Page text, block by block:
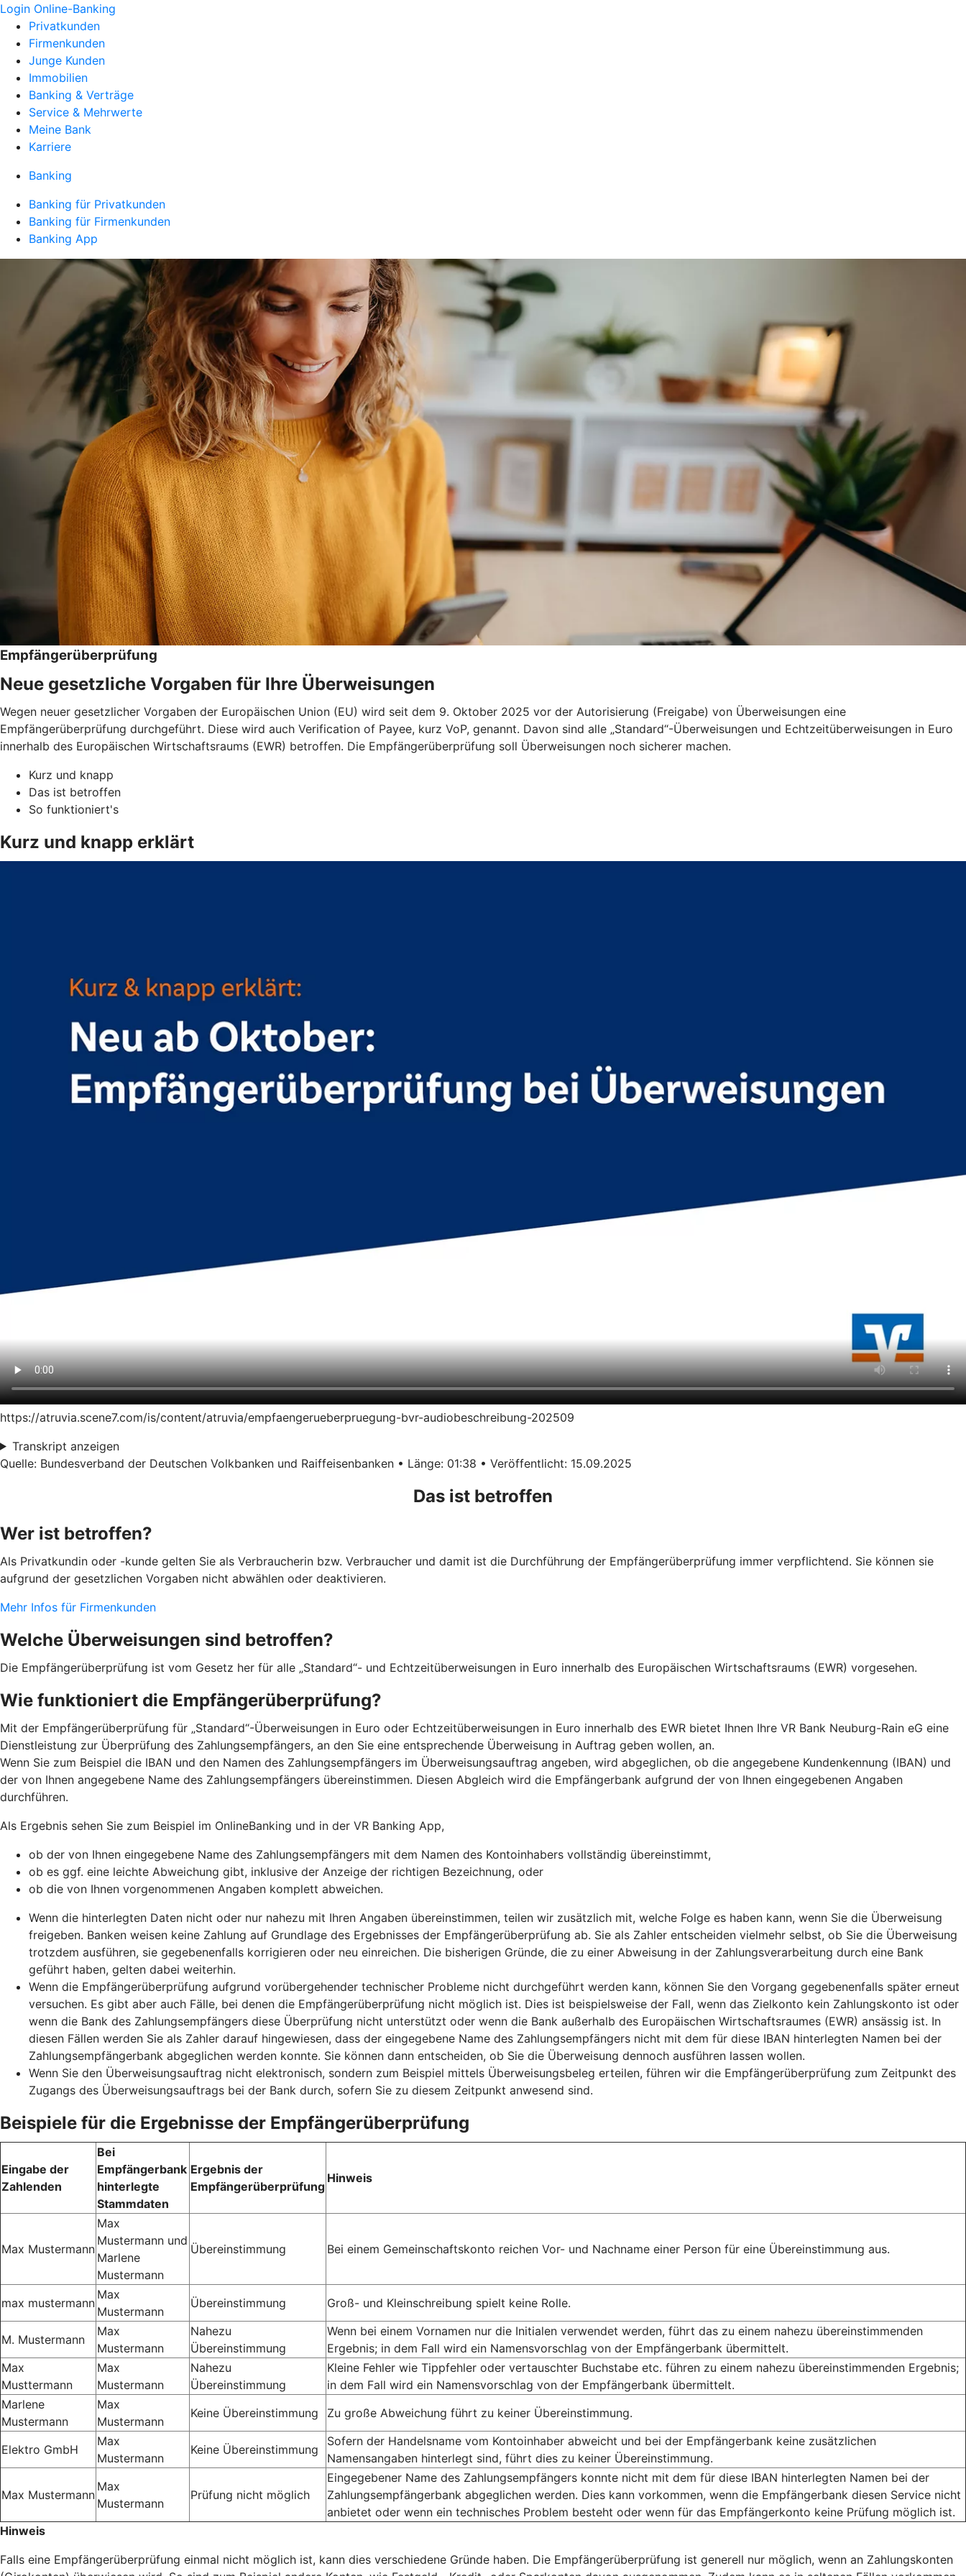
Login Online-Banking
Privatkunden
Firmenkunden
Junge Kunden
Immobilien
Banking & Verträge
Service & Mehrwerte
Meine Bank
Karriere
Banking
Banking für Privatkunden
Banking für Firmenkunden
Banking App
Empfängerüberprüfung
Neue gesetzliche Vorgaben für Ihre Überweisungen
Wegen neuer gesetzlicher Vorgaben der Europäischen Union (EU) wird seit dem 9. Oktober 2025 vor der Autorisierung (Freigabe) von Überweisungen eine
Empfängerüberprüfung durchgeführt. Diese wird auch Verification of Payee, kurz VoP, genannt. Davon sind alle „Standard“-Überweisungen und Echtzeitüberweisungen in Euro
innerhalb des Europäischen Wirtschaftsraums (EWR) betroffen. Die Empfängerüberprüfung soll Überweisungen noch sicherer machen.
Kurz und knapp
Das ist betroffen
So funktioniert's
Kurz und knapp erklärt
https://atruvia.scene7.com/is/content/atruvia/empfaengerueberpruegung-bvr-audiobeschreibung-202509
Transkript anzeigen
Quelle: Bundesverband der Deutschen Volkbanken und Raiffeisenbanken • Länge: 01:38 • Veröffentlicht: 15.09.2025
Das ist betroffen
Wer ist betroffen?
Als Privatkundin oder -kunde gelten Sie als Verbraucherin bzw. Verbraucher und damit ist die Durchführung der Empfängerüberprüfung immer verpflichtend. Sie können sie
aufgrund der gesetzlichen Vorgaben nicht abwählen oder deaktivieren.
Mehr Infos für Firmenkunden
Welche Überweisungen sind betroffen?
Die Empfängerüberprüfung ist vom Gesetz her für alle „Standard“- und Echtzeitüberweisungen in Euro innerhalb des Europäischen Wirtschaftsraums (EWR) vorgesehen.
Wie funktioniert die Empfängerüberprüfung?
Mit der Empfängerüberprüfung für „Standard“-Überweisungen in Euro oder Echtzeitüberweisungen in Euro innerhalb des EWR bietet Ihnen Ihre VR Bank Neuburg-Rain eG eine
Dienstleistung zur Überprüfung des Zahlungsempfängers, an den Sie eine entsprechende Überweisung in Auftrag geben wollen, an.
Wenn Sie zum Beispiel die IBAN und den Namen des Zahlungsempfängers im Überweisungsauftrag angeben, wird abgeglichen, ob die angegebene Kundenkennung (IBAN) und
der von Ihnen angegebene Name des Zahlungsempfängers übereinstimmen. Diesen Abgleich wird die Empfängerbank aufgrund der von Ihnen eingegebenen Angaben
durchführen.
Als Ergebnis sehen Sie zum Beispiel im OnlineBanking und in der VR Banking App,
ob der von Ihnen eingegebene Name des Zahlungsempfängers mit dem Namen des Kontoinhabers vollständig übereinstimmt,
ob es ggf. eine leichte Abweichung gibt, inklusive der Anzeige der richtigen Bezeichnung, oder
ob die von Ihnen vorgenommenen Angaben komplett abweichen.
Wenn die hinterlegten Daten nicht oder nur nahezu mit Ihren Angaben übereinstimmen, teilen wir zusätzlich mit, welche Folge es haben kann, wenn Sie die Überweisung
freigeben. Banken weisen keine Zahlung auf Grundlage des Ergebnisses der Empfängerüberprüfung ab. Sie als Zahler entscheiden vielmehr selbst, ob Sie die Überweisung
trotzdem ausführen, sie gegebenenfalls korrigieren oder neu einreichen. Die bisherigen Gründe, die zu einer Abweisung in der Zahlungsverarbeitung durch eine Bank
geführt haben, gelten dabei weiterhin.
Wenn die Empfängerüberprüfung aufgrund vorübergehender technischer Probleme nicht durchgeführt werden kann, können Sie den Vorgang gegebenenfalls später erneut
versuchen. Es gibt aber auch Fälle, bei denen die Empfängerüberprüfung nicht möglich ist. Dies ist beispielsweise der Fall, wenn das Zielkonto kein Zahlungskonto ist oder
wenn die Bank des Zahlungsempfängers diese Überprüfung nicht unterstützt oder wenn die Bank außerhalb des Europäischen Wirtschaftsraumes (EWR) ansässig ist. In
diesen Fällen werden Sie als Zahler darauf hingewiesen, dass der eingegebene Name des Zahlungsempfängers nicht mit dem für diese IBAN hinterlegten Namen bei der
Zahlungsempfängerbank abgeglichen werden konnte. Sie können dann entscheiden, ob Sie die Überweisung dennoch ausführen lassen wollen.
Wenn Sie den Überweisungsauftrag nicht elektronisch, sondern zum Beispiel mittels Überweisungsbeleg erteilen, führen wir die Empfängerüberprüfung zum Zeitpunkt des
Zugangs des Überweisungsauftrags bei der Bank durch, sofern Sie zu diesem Zeitpunkt anwesend sind.
Beispiele für die Ergebnisse der Empfängerüberprüfung
Eingabe der
Zahlenden
Bei
Empfängerbank
hinterlegte
Stammdaten
Ergebnis der
Empfängerüberprüfung
Hinweis
Max Mustermann
Max
Mustermann und
Marlene
Mustermann
Übereinstimmung Bei einem Gemeinschaftskonto reichen Vor- und Nachname einer Person für eine Übereinstimmung aus.
max mustermann
Max
Mustermann
Übereinstimmung Groß- und Kleinschreibung spielt keine Rolle.
M. Mustermann
Max
Mustermann
Nahezu
Übereinstimmung
Wenn bei einem Vornamen nur die Initialen verwendet werden, führt das zu einem nahezu übereinstimmenden
Ergebnis; in dem Fall wird ein Namensvorschlag von der Empfängerbank übermittelt.
Max
Musttermann
Max
Mustermann
Nahezu
Übereinstimmung
Kleine Fehler wie Tippfehler oder vertauschter Buchstabe etc. führen zu einem nahezu übereinstimmenden Ergebnis;
in dem Fall wird ein Namensvorschlag von der Empfängerbank übermittelt.
Marlene
Mustermann
Max
Mustermann
Keine Übereinstimmung Zu große Abweichung führt zu keiner Übereinstimmung.
Elektro GmbH
Max
Mustermann
Keine Übereinstimmung
Sofern der Handelsname vom Kontoinhaber abweicht und bei der Empfängerbank keine zusätzlichen
Namensangaben hinterlegt sind, führt dies zu keiner Übereinstimmung.
Max Mustermann
Max
Mustermann
Prüfung nicht möglich
Eingegebener Name des Zahlungsempfängers konnte nicht mit dem für diese IBAN hinterlegten Namen bei der
Zahlungsempfängerbank abgeglichen werden. Dies kann vorkommen, wenn die Empfängerbank diesen Service nicht
anbietet oder wenn ein technisches Problem besteht oder wenn für das Empfängerkonto keine Prüfung möglich ist.
Hinweis
Falls eine Empfängerüberprüfung einmal nicht möglich ist, kann dies verschiedene Gründe haben. Die Empfängerüberprüfung ist generell nur möglich, wenn an Zahlungskonten